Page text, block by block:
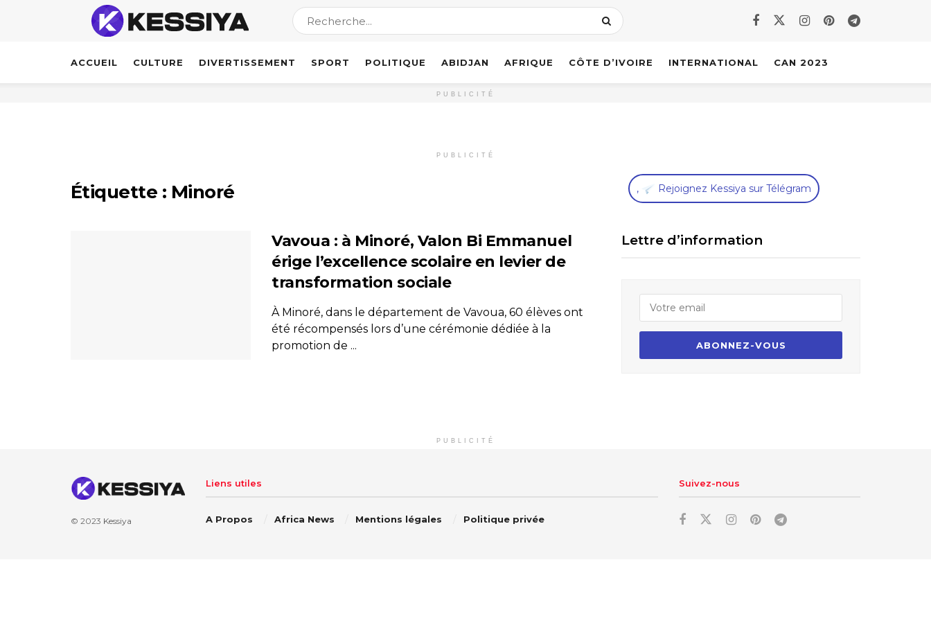
ACCUEIL CULTURE DIVERTISSEMENT SPORT POLITIQUE ABIDJAN AFRIQUE CÔTE D’IVOIRE INTERNATIONAL CAN 2023
PUBLICITÉ
PUBLICITÉ
Étiquette : Minoré
Vavoua : à Minoré, Valon Bi Emmanuel
érige l’excellence scolaire en levier de
transformation sociale
À Minoré, dans le département de Vavoua, 60 élèves ont
été récompensés lors d’une cérémonie dédiée à la
promotion de ...
, Rejoignez Kessiya sur Télégram
Lettre d’information
PUBLICITÉ
© 2023 Kessiya
Liens utiles
A Propos Africa News Mentions légales Politique privée
Suivez-nous